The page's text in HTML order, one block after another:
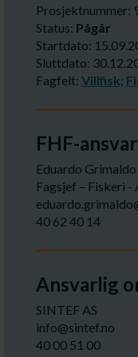
Prosjektnummer:
Status: Pågår
Startdato:
Sluttdato:
Fagfelt: Villfisk;
FHF-
Eduardo Grimaldo
Fagsjef – Fiskeri -
40 62 40 14
Ansvarlig
SINTEF AS
info@sintef.no
40 00 51 00